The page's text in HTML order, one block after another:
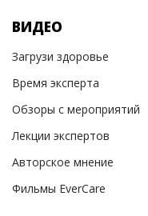
ВИДЕО
Загрузи здоровье
Время эксперта
Обзоры с мероприятий
Лекции экспертов
Авторское мнение
Фильмы EverCare